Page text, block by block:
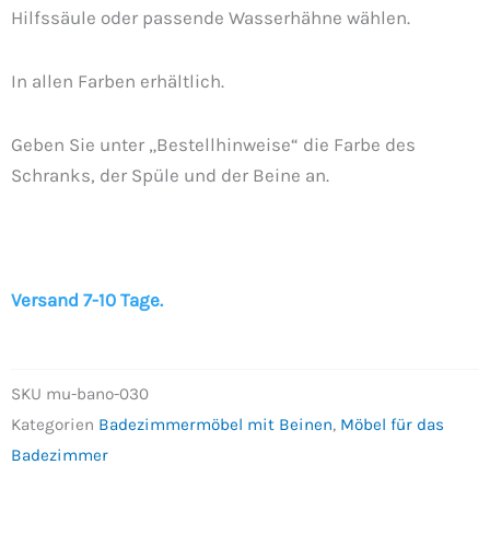
Hilfssäule oder passende Wasserhähne wählen.
In allen Farben erhältlich.
Geben Sie unter „Bestellhinweise“ die Farbe des
Schranks, der Spüle und der Beine an.
Versand 7-10 Tage.
SKU mu-bano-030
Kategorien Badezimmermöbel mit Beinen, Möbel für das
Badezimmer